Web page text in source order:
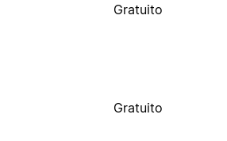
Gratuito
Gratuito